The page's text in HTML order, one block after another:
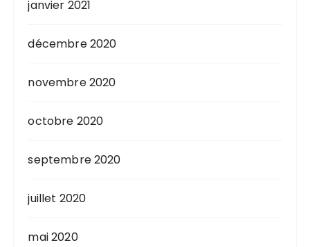
janvier 2021
décembre 2020
novembre 2020
octobre 2020
septembre 2020
juillet 2020
mai 2020